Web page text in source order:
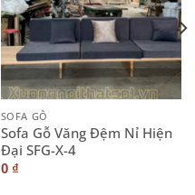
SOFA GỖ
Sofa Gỗ Văng Đệm Nỉ Hiện
Đại SFG-X-4
0 ₫